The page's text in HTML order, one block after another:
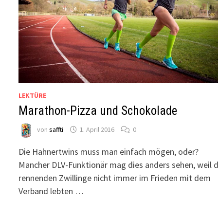
LEKTÜRE
Marathon-Pizza und Schokolade
vonsaffti 1. April 2016 0
Die Hahnertwins muss man einfach mögen, oder?
Mancher DLV-Funktionär mag dies anders sehen, weil
rennenden Zwillinge nicht immer im Frieden mit dem
Verband lebten …